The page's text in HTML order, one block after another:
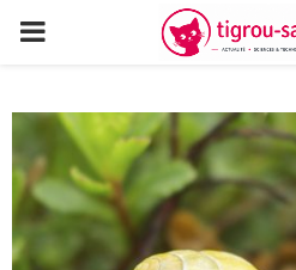
PRIMARY